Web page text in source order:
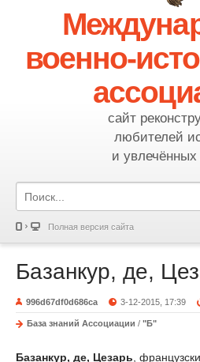
военно-
сайт
любителей
и
Полная версия сайта
Базанкур, де,
996d67df0d686ca 3-12-2015, 17:39
База знаний Ассоциации / "Б"
Базанкур, де, Цезарь ,